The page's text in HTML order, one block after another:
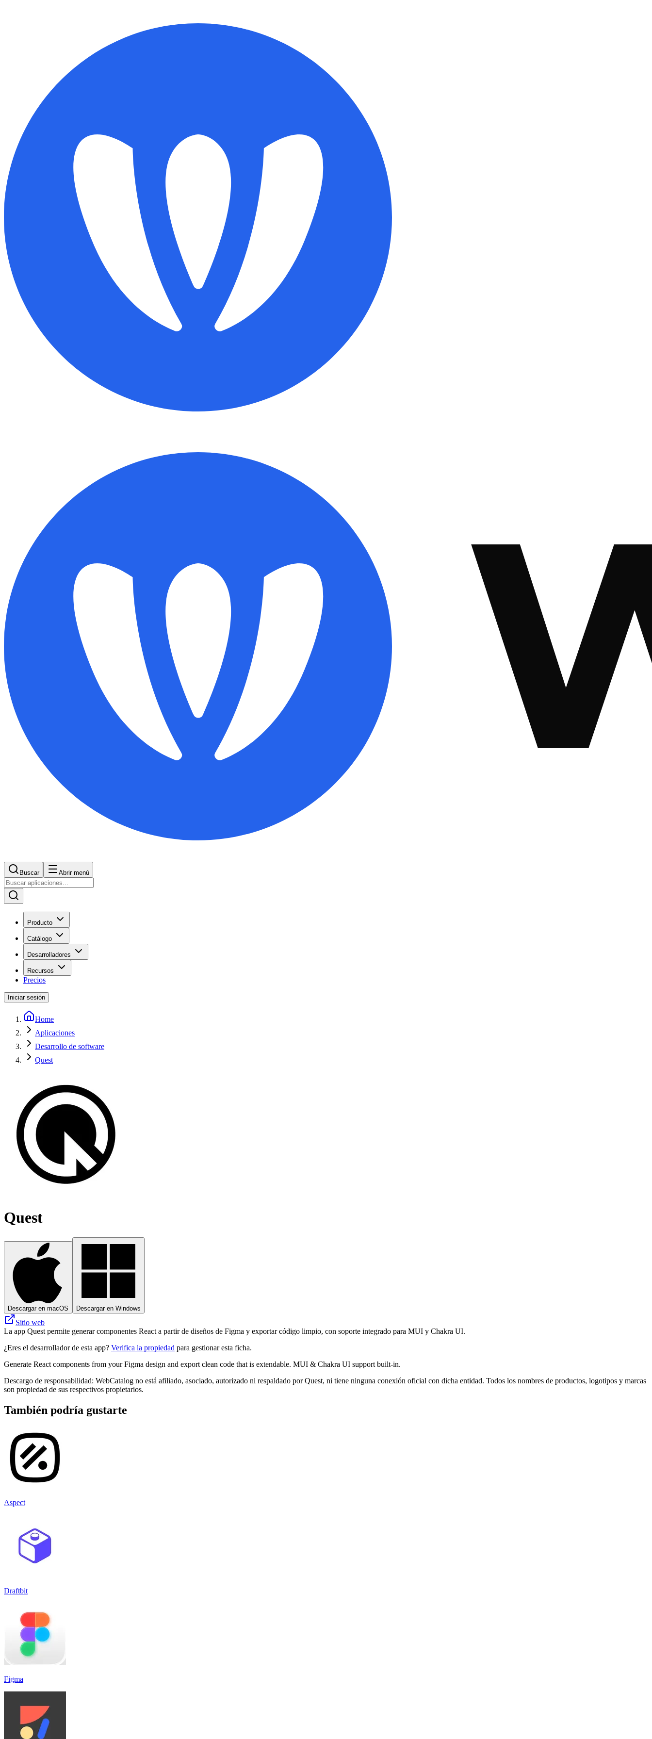
Buscar Abrir menú
Producto
Catálogo
Desarrolladores
Recursos
Precios
Iniciar sesión
Home
Aplicaciones
Desarrollo de software
Quest
Quest
Descargar en macOS Descargar en Windows
Sitio web
La app Quest permite generar componentes React a partir de diseños de Figma y exportar código limpio, con soporte integrado para MUI y Chakra UI.
¿Eres el desarrollador de esta app? Verifica la propiedad para gestionar esta ficha.
Generate React components from your Figma design and export clean code that is extendable. MUI & Chakra UI support built-in.
Descargo de responsabilidad: WebCatalog no está afiliado, asociado, autorizado ni respaldado por Quest, ni tiene ninguna conexión oficial con dicha entidad. Todos los nombres de productos, logotipos y marcas
son propiedad de sus respectivos propietarios.
También podría gustarte
Aspect
Draftbit
Figma